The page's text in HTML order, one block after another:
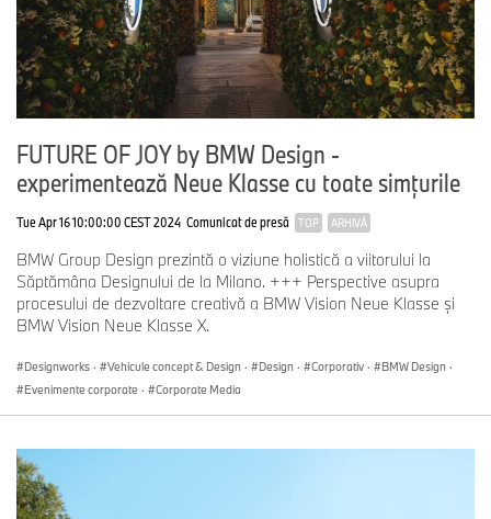
FUTURE OF JOY by BMW Design -
experimentează Neue Klasse cu toate simţurile
Tue Apr 16 10:00:00 CEST 2024 Comunicat de presă TOP ARHIVĂ
BMW Group Design prezintă o viziune holistică a viitorului la
Săptămâna Designului de la Milano. +++ Perspective asupra
procesului de dezvoltare creativă a BMW Vision Neue Klasse şi
BMW Vision Neue Klasse X.
Designworks · Vehicule concept & Design · Design · Corporativ · BMW Design ·
Evenimente corporate · Corporate Media